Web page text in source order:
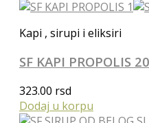
Kapi , sirupi i eliksiri
SF KAPI PROPOLIS
323.00 rsd
Dodaj u korpu